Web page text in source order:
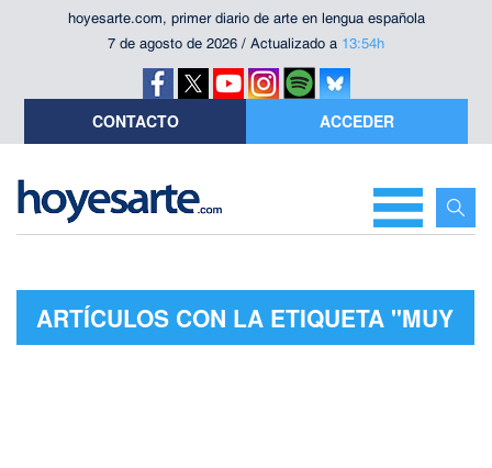
hoyesarte.com, primer diario de arte en lengua española
7 de agosto de 2026 / Actualizado a 13:54h
CONTACTO ACCEDER
ARTÍCULOS CON LA ETIQUETA "MUY